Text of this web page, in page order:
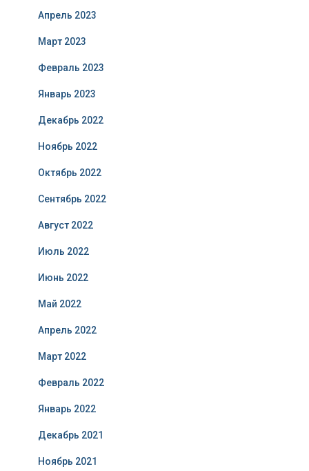
Апрель 2023
Март 2023
Февраль 2023
Январь 2023
Декабрь 2022
Ноябрь 2022
Октябрь 2022
Сентябрь 2022
Август 2022
Июль 2022
Июнь 2022
Май 2022
Апрель 2022
Март 2022
Февраль 2022
Январь 2022
Декабрь 2021
Ноябрь 2021